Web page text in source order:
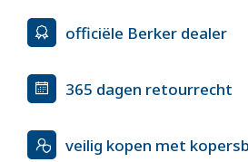
officiële Berker dealer
365 dagen retourrecht
veilig kopen met